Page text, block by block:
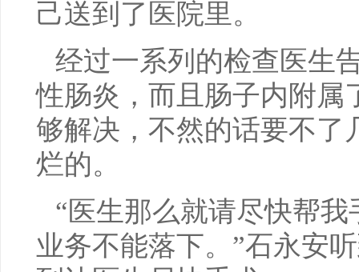
己送到了医院里。
经过一系列的检查医生
性肠炎，而且肠子内附属
够解决，不然的话要不了
烂的。
“医生那么就请尽快帮
业务不能落下。”石永安